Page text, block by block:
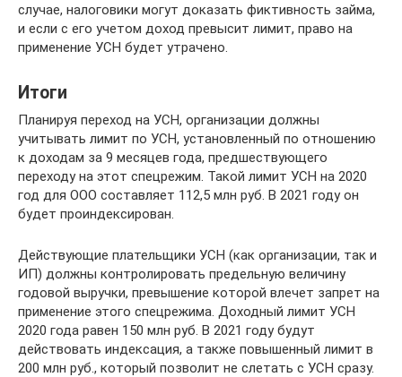
случае, налоговики могут доказать фиктивность займа,
и если с его учетом доход превысит лимит, право на
применение УСН будет утрачено.
Итоги
Планируя переход на УСН, организации должны
учитывать лимит по УСН, установленный по отношению
к доходам за 9 месяцев года, предшествующего
переходу на этот спецрежим. Такой лимит УСН на 2020
год для ООО составляет 112,5 млн руб. В 2021 году он
будет проиндексирован.
Действующие плательщики УСН (как организации, так и
ИП) должны контролировать предельную величину
годовой выручки, превышение которой влечет запрет на
применение этого спецрежима. Доходный лимит УСН
2020 года равен 150 млн руб. В 2021 году будут
действовать индексация, а также повышенный лимит в
200 млн руб., который позволит не слетать с УСН сразу.